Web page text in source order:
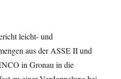
leicht- und
aus der ASSE II und
in Gronau in die